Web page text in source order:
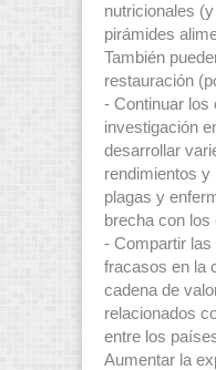
nutricionales
pirámides
También
restauración
- Continuar los
investigación
desarrollar
rendimientos
plagas y
brecha con los
- Compartir las
fracasos en la
cadena de
relacionados
entre los
Aumentar la